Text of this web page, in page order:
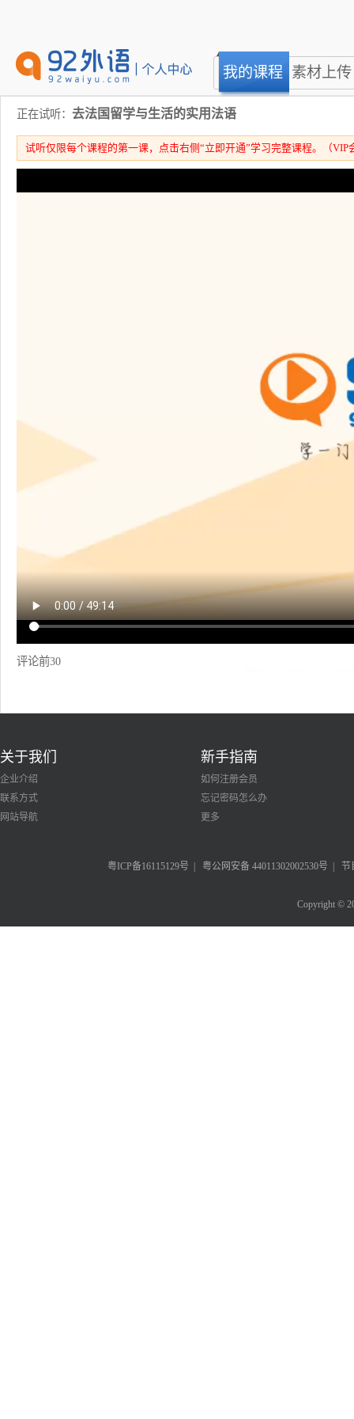
我的课程 素材上传
正在试听： 去法国留学与生活的实用法语
试听仅限每个课程的第一课，点击右侧“立即开通”学习完整课程。（VIP
评论前30
关于我们
企业介绍
联系方式
网站导航
新手指南
如何注册会员
忘记密码怎么办
更多
粤ICP备16115129号 粤公网安备 44011302002530号 节
Copyright ©